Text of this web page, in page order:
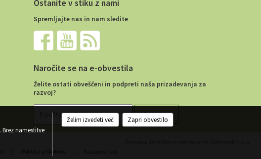
Ostanite v stiku z nami
Spremljajte nas in nam sledite
Naročite se na e-obvestila
Želite ostati obveščeni in podpreti naša prizadevanja za
razvoj?
namestitve
Želim izvedeti več Zapri obvestilo